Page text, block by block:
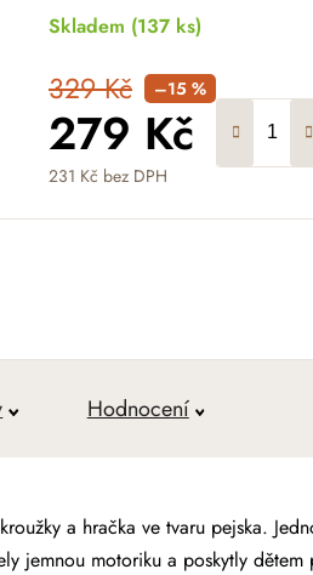
Skladem (137 ks)
329 Kč –15 %
279 Kč
231 Kč bez DPH
Měrná cena:
Hodnocení
a hračka ve tvaru pejska.
jemnou motoriku a poskytly